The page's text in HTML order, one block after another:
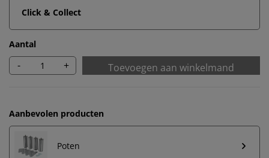
Click & Collect
Aantal
- + Toevoegen aan winkelmand
Aanbevolen producten
Poten